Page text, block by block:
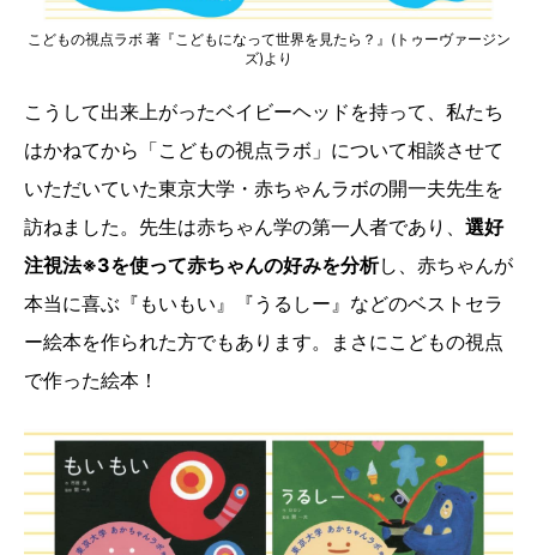
こどもの視点ラボ 著『こどもになって世界を見たら？』(トゥーヴァージン
ズ)より
こうして出来上がったベイビーヘッドを持って、私たち
はかねてから「こどもの視点ラボ」について相談させて
いただいていた東京大学・赤ちゃんラボの開一夫先生を
訪ねました。先生は赤ちゃん学の第一人者であり、 選好
注視法※3を使って赤ちゃんの好みを分析し、赤ちゃんが
本当に喜ぶ『もいもい』『うるしー』などのベストセラ
ー絵本を作られた方でもあります。まさにこどもの視点
で作った絵本！